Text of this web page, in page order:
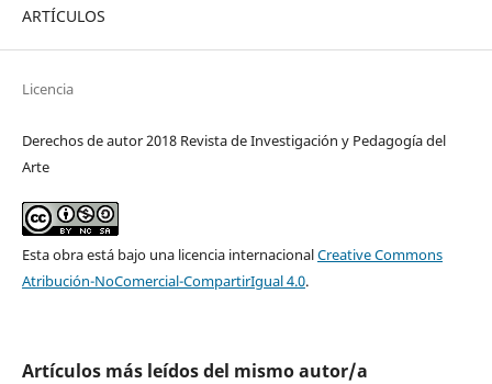
ARTÍCULOS
Licencia
Derechos de autor 2018 Revista de Investigación y Pedagogía del
Arte
Esta obra está bajo una licencia internacionalCreative Commons
Atribución-NoComercial-CompartirIgual 4.0.
Artículos más leídos del mismo autor/a